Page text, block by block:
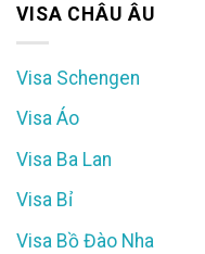
VISA CHÂU ÂU
Visa Schengen
Visa Áo
Visa Ba Lan
Visa Bỉ
Visa Bồ Đào Nha